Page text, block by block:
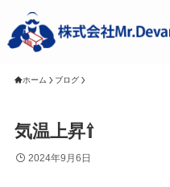
ホーム ブログ
気温上昇⇧
2024年9月6日